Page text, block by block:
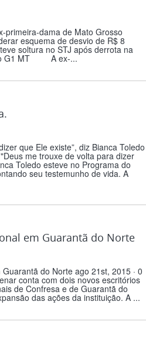
primeira-dama de Mato Grosso
esquema de desvio de R$ 8
soltura no STJ após derrota na
G1 MT A ex-...
que Ele existe”, diz Bianca Toledo
me trouxe de volta para dizer
Toledo esteve no Programa do
seu testemunho de vida. A
em Guarantã do Norte
do Norte ago 21st, 2015 · 0
conta com dois novos escritórios
de Confresa e de Guarantã do
das ações da instituição. A ...